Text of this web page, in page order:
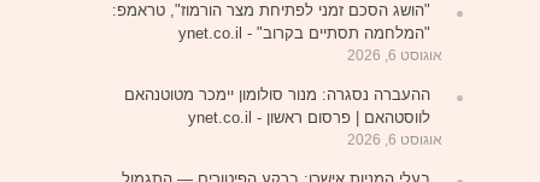
"הושג הסכם זמני לפתיחת מצר הורמוז", טראמפ:
"המלחמה תסתיים בקרוב" - ynet.co.il
אוגוסט 6, 2026
ההעברה נסגרה: מנור סולומון יימכר מטוטנהאם
לווסטהאם | פרסום ראשון - ynet.co.il
אוגוסט 6, 2026